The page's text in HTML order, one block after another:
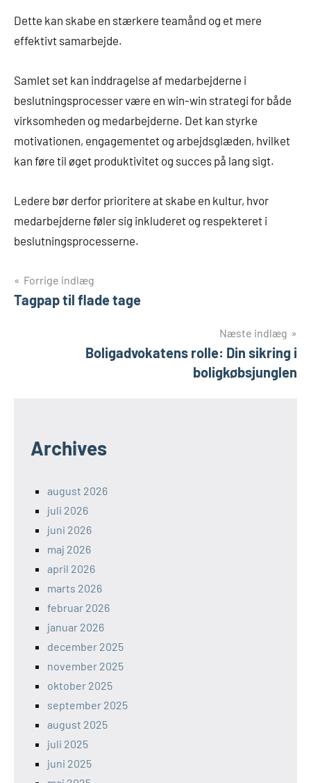
Dette kan skabe en stærkere teamånd og et mere
effektivt samarbejde.
Samlet set kan inddragelse af medarbejderne i
beslutningsprocesser være en win-win strategi for både
virksomheden og medarbejderne. Det kan styrke
motivationen, engagementet og arbejdsglæden, hvilket
kan føre til øget produktivitet og succes på lang sigt.
Ledere bør derfor prioritere at skabe en kultur, hvor
medarbejderne føler sig inkluderet og respekteret i
beslutningsprocesserne.
Indlægsnavigation
Forrige indlæg
Tagpap til flade tage
Næste indlæg
Boligadvokatens rolle: Din sikring i
boligkøbsjunglen
Archives
august 2026
juli 2026
juni 2026
maj 2026
april 2026
marts 2026
februar 2026
januar 2026
december 2025
november 2025
oktober 2025
september 2025
august 2025
juli 2025
juni 2025